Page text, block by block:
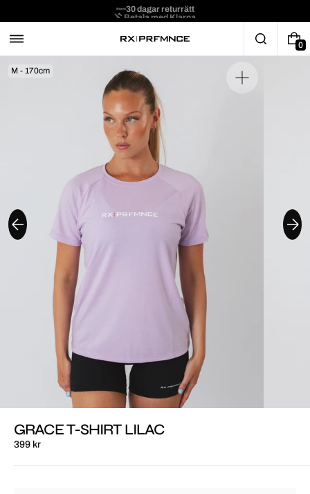
Betala med Klarna
30 dagar returrätt
0
M - 170cm
GRACE T-SHIRT LILAC
399 kr